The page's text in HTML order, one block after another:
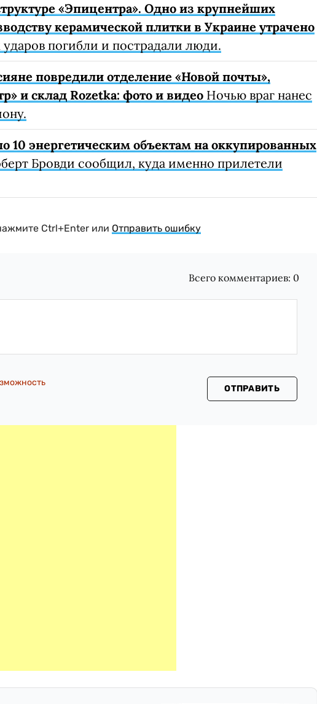
«Эпицентра». Одно из крупнейших
керамической плитки в Украине утрачено
погибли и пострадали люди.
повредили отделение «Новой почты»,
и склад Rozetka: фото и видео Ночью враг нанес
10 энергетическим объектам на оккупированных
Бровди сообщил, куда именно прилетели
Ctrl+Enter или Отправить ошибку
Всего комментариев: 0
ОТПРАВИТЬ